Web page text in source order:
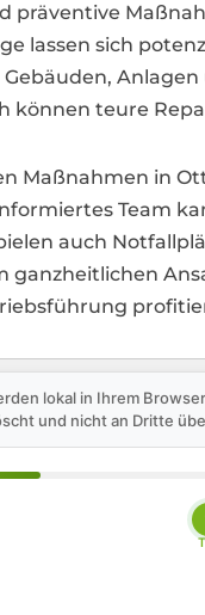
präventive
lassen sich
können teure
Maßnahmen in
Team
auch
ganzheitlichen
lokal in Ihrem
und nicht an Dritte